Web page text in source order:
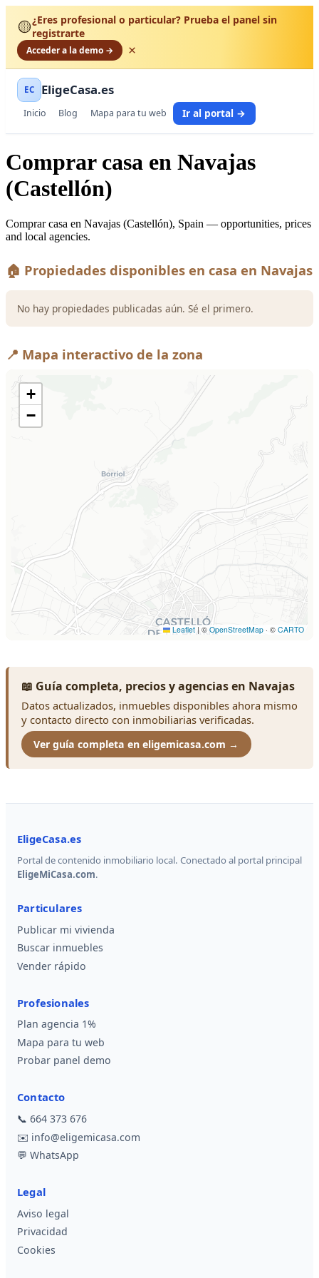
🟡¿Eres profesional o particular? Prueba el panel sin
registrarte
Acceder a la demo → ×
EC EligeCasa.es
Inicio Blog Mapa para tu web Ir al portal →
Comprar casa en Navajas
(Castellón)
Comprar casa en Navajas (Castellón), Spain — opportunities, prices
and local agencies.
🏠 Propiedades disponibles en casa en Navajas
No hay propiedades publicadas aún. Sé el primero.
📍 Mapa interactivo de la zona
📖 Guía completa, precios y agencias en Navajas
Datos actualizados, inmuebles disponibles ahora mismo
y contacto directo con inmobiliarias verificadas.
Ver guía completa en eligemicasa.com →
EligeCasa.es
Portal de contenido inmobiliario local. Conectado al portal principal
EligeMiCasa.com.
Particulares
Publicar mi vivienda
Buscar inmuebles
Vender rápido
Profesionales
Plan agencia 1%
Mapa para tu web
Probar panel demo
Contacto
📞 664 373 676
✉️ info@eligemicasa.com
💬 WhatsApp
Legal
Aviso legal
Privacidad
Cookies